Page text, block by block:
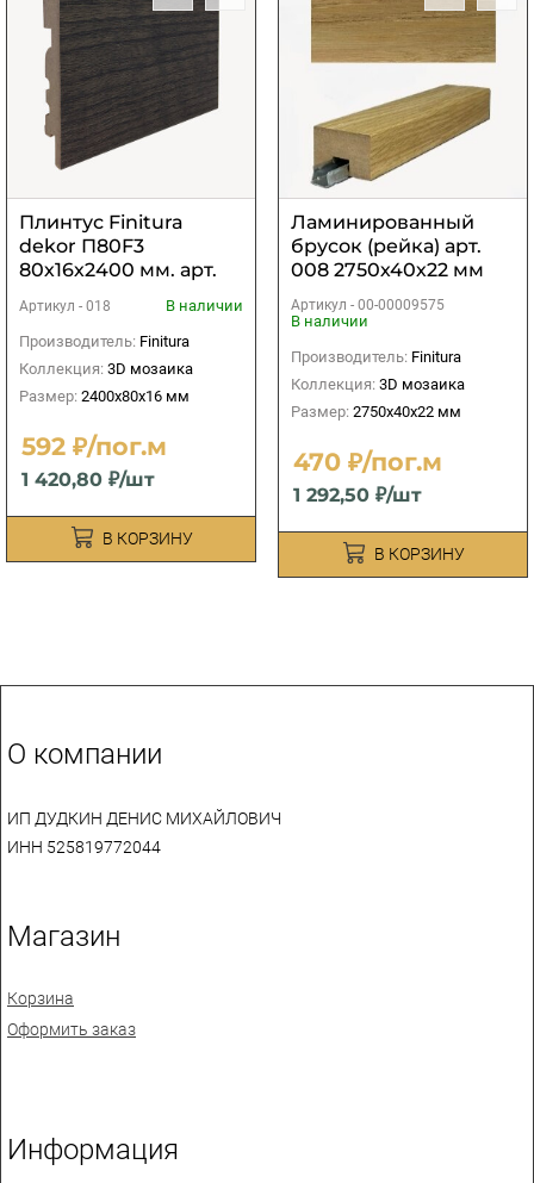
Плинтус Finitura
dekor П80F3
80х16х2400 мм. арт.
Артикул - 018
В наличии
Производитель: Finitura
Коллекция: 3D мозаика
Размер: 2400х80х16 мм
592 ₽/пог.м
1 420,80 ₽/шт
В КОРЗИНУ
Ламинированный
брусок (рейка) арт.
008 2750х40х22 мм
Артикул - 00-00009575
В наличии
Производитель: Finitura
Коллекция: 3D мозаика
Размер: 2750х40х22 мм
470 ₽/пог.м
1 292,50 ₽/шт
В КОРЗИНУ
О компании
ИП ДУДКИН ДЕНИС МИХАЙЛОВИЧ
ИНН 525819772044
Магазин
Корзина
Оформить заказ
Информация